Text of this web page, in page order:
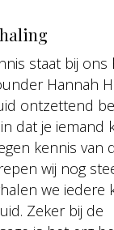
staat bij
Hannah
ontzettend
dat je iemand
kennis van
wij nog
we iedere
Zeker bij de